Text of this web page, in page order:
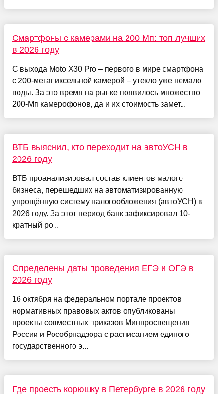
Смартфоны с камерами на 200 Мп: топ лучших
в 2026 году
С выхода Moto X30 Pro – первого в мире смартфона
с 200-мегапиксельной камерой – утекло уже немало
воды. За это время на рынке появилось множество
200-Мп камерофонов, да и их стоимость замет...
ВТБ выяснил, кто переходит на автоУСН в
2026 году
ВТБ проанализировал состав клиентов малого
бизнеса, перешедших на автоматизированную
упрощённую систему налогообложения (автоУСН) в
2026 году. За этот период банк зафиксировал 10-
кратный ро...
Определены даты проведения ЕГЭ и ОГЭ в
2026 году
16 октября на федеральном портале проектов
нормативных правовых актов опубликованы
проекты совместных приказов Минпросвещения
России и Рособрнадзора с расписанием единого
государственного э...
Где проесть корюшку в Петербурге в 2026 году